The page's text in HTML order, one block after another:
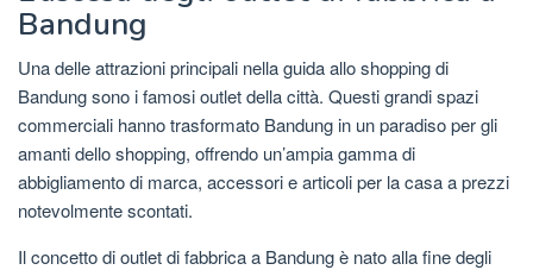
Bandung
Una delle attrazioni principali nella guida allo shopping di
Bandung sono i famosi outlet della città. Questi grandi spazi
commerciali hanno trasformato Bandung in un paradiso per gli
amanti dello shopping, offrendo un’ampia gamma di
abbigliamento di marca, accessori e articoli per la casa a prezzi
notevolmente scontati.
Il concetto di outlet di fabbrica a Bandung è nato alla fine degli